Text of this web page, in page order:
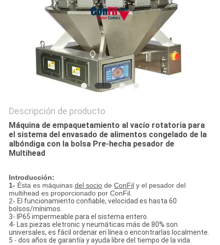
Descripción de producto
Máquina de empaquetamiento al vacío rotatoria para
el sistema del envasado de alimentos congelado de la
albóndiga con la bolsa Pre-hecha pesador de
Multihead
Introducción:
1- Ésta es máquinas del sociode ConFily el pesador del
multihead es proporcionado por ConFil.
2- El funcionamiento confiable, velocidad es hasta 60
bolsos/mínimos.
3- IP65 impermeable para el sistema entero.
4- Las piezas eletronic y neumáticas más de 80% son
universales, es fácil ordenar en línea o encontrarlas localmente.
5 - dos años de garantía y ayuda libre del tiempo de la vida.